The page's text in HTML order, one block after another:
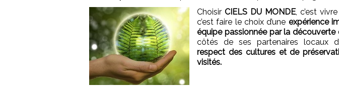
Choisir CIELS DU MONDE, c’est
c’est faire le choix d’une expérience
équipe passionnée par la découverte
côtés de ses partenaires locaux
respect des cultures et de
visités.